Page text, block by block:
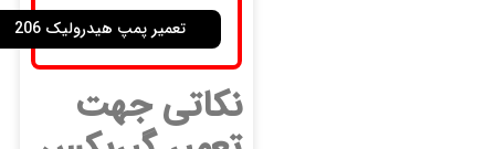
تعمیر پمپ هیدرولیک 206
نکاتی جهت